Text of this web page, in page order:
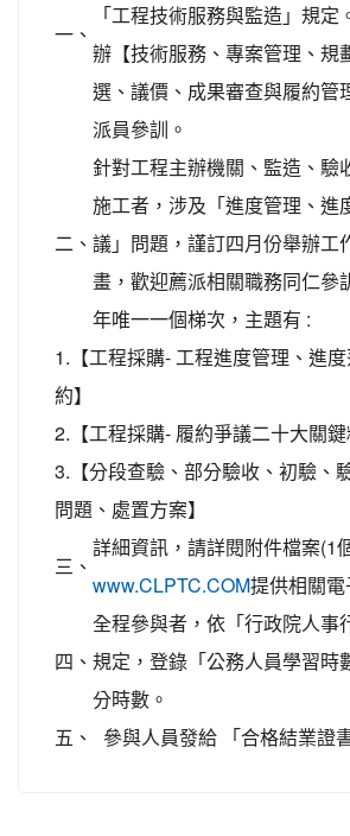
一、
「工程技術服務與監造」規
辦【技術服務、專案管理、規
選、議價、成果審查與履約管
派員參訓。
二、
針對工程主辦機關、監造、驗
施工者，涉及「進度管理、進
議」問題，謹訂四月份舉辦工
畫，歡迎薦派相關職務同仁參
年唯一一個梯次，主題有 :
1.【工程採購- 工程進度管理、進
約】
2.【工程採購- 履約爭議二十大關鍵
3.【分段查驗、部分驗收、初驗、
問題、處置方案】
三、
詳細資訊，請詳閱附件檔案(1
www.CLPTC.COM提供相關電
四、
全程參與者，依「行政院人事
規定，登錄「公務人員學習時
分時數。
五、
參與人員發給 「合格結業證